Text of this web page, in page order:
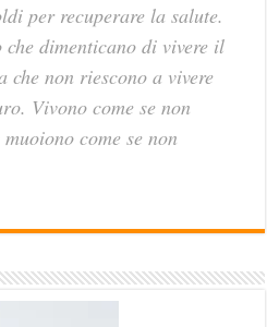
per recuperare la salute.
dimenticano di vivere il
che non riescono a vivere
Vivono come se non
come se non